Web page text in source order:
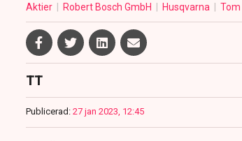
Aktier Robert Bosch GmbH Husqvarna
TT
Publicerad: 27 jan 2023, 12:45